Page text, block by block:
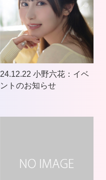
24.12.22 小野六花：イベ
ントのお知らせ